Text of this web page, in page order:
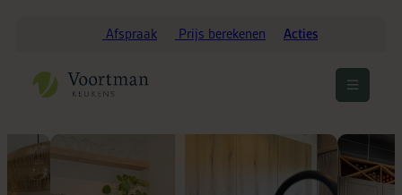
Afspraak Prijs berekenen Acties
Menu
openen